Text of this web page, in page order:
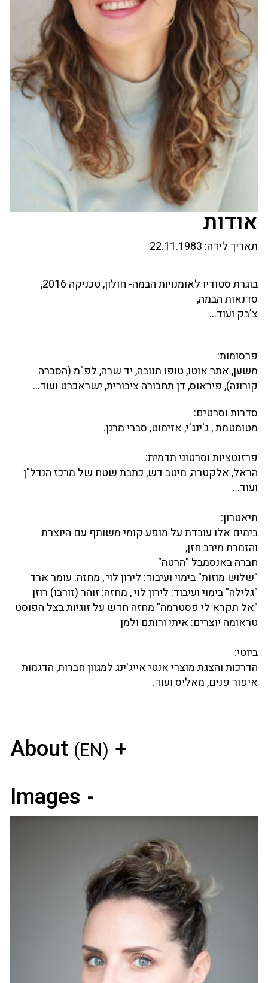
אודות
תאריך לידה:
בוגרת סטודיו לאומנויות הבמה- חולון, טכניקה 2016,
סדנאות הבמה,
צ'בק ועוד...
פרסומות:
משען, אתר אוטו, טופו תנובה, יד שרה, לפ"מ (הסברה
קורונה), פיראוס, דן תחבורה ציבורית, ישראכרט ועוד...
סדרות וסרטים:
מטומטמת , ג'ינג'י, אזימוט, סברי מרנן.
פרזנטציות וסרטוני תדמית:
הראל, אלקטרה, מיטב דש, כתבת שטח של מרכז הנדל"ן
ועוד...
תיאטרון:
בימים אלו עובדת על מופע קומי משותף עם היוצרת
והזמרת מירב חזן,
חברה באנסמבל "הרטה"
"שלוש מוזות" בימוי ועיבוד: לירון לוי , מחזה: עומר ארד
"גלילה" בימוי ועיבוד: לירון לוי , מחזה: זוהר (זורבו) רוזן
"אל תקרא לי פסטרמה" מחזה חדש על זוגיות בצל הפוסט
טראומה יוצרים: איתי ורותם ולמן
ביוטי:
הדרכות והצגת מוצרי אנטי אייג'ינג למגוון חברות, הדגמות
איפור פנים, מאליס ועוד.
About (EN)
Images